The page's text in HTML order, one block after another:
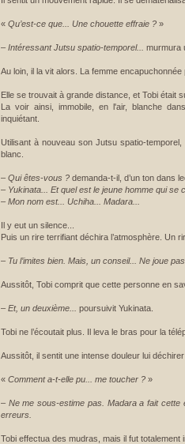
« Qu’est-ce que... Une chouette effraie ? »
– Intéressant Jutsu spatio-temporel... murmura
Au loin, il la vit alors. La femme
Elle se trouvait à grande distance, et Tobi était
La voir ainsi, immobile, en l'air, blanche
inquiétant.
Utilisant à nouveau son Jutsu spatio-
blanc.
– Qui êtes-vous ? demanda-t-il, d’un ton dans
– Yukinata... Et quel est le jeune homme qui se
– Mon nom est... Uchiha... Madara...
Il y eut un silence...
Puis un rire terrifiant déchira l’atmosphère. Un
– Tu l’imites bien. Mais, un conseil... Ne joue
Aussitôt, Tobi comprit que cette personne en
– Et, un deuxième... poursuivit Yukinata.
Tobi ne l’écoutait plus. Il leva le bras pour la
Aussitôt, il sentit une intense douleur lui
« Comment a-t-elle pu... me toucher ? »
– Ne me sous-estime pas. Madara a fait
erreurs.
Tobi effectua des mudras, mais il fut